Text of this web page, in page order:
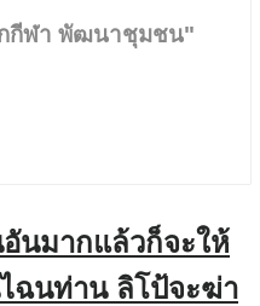
กีฬา พัฒนาชุมชน"
นมากแล้วก็จะให้
ฉนท่าน ลิโป้จะฆ่า